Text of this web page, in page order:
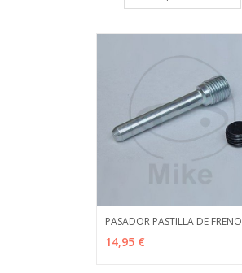
VER OPCIONES
PASADOR PASTILLA DE FRENO
14,95 €